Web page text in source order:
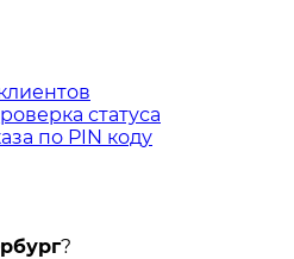
статуса
по PIN коду
?